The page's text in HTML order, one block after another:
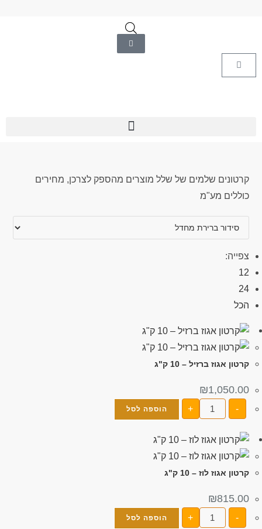
קרטונים שלמים של שלל מוצרים מהספק לצרכן, מחירים
כוללים מע"מ
צפייה:
12
24
הכל
קרטון אגוז ברזיל – 10 ק"ג
₪1,050.00
-
+ הוספה לסל
קרטון אגוז לוז – 10 ק"ג
₪815.00
-
+ הוספה לסל